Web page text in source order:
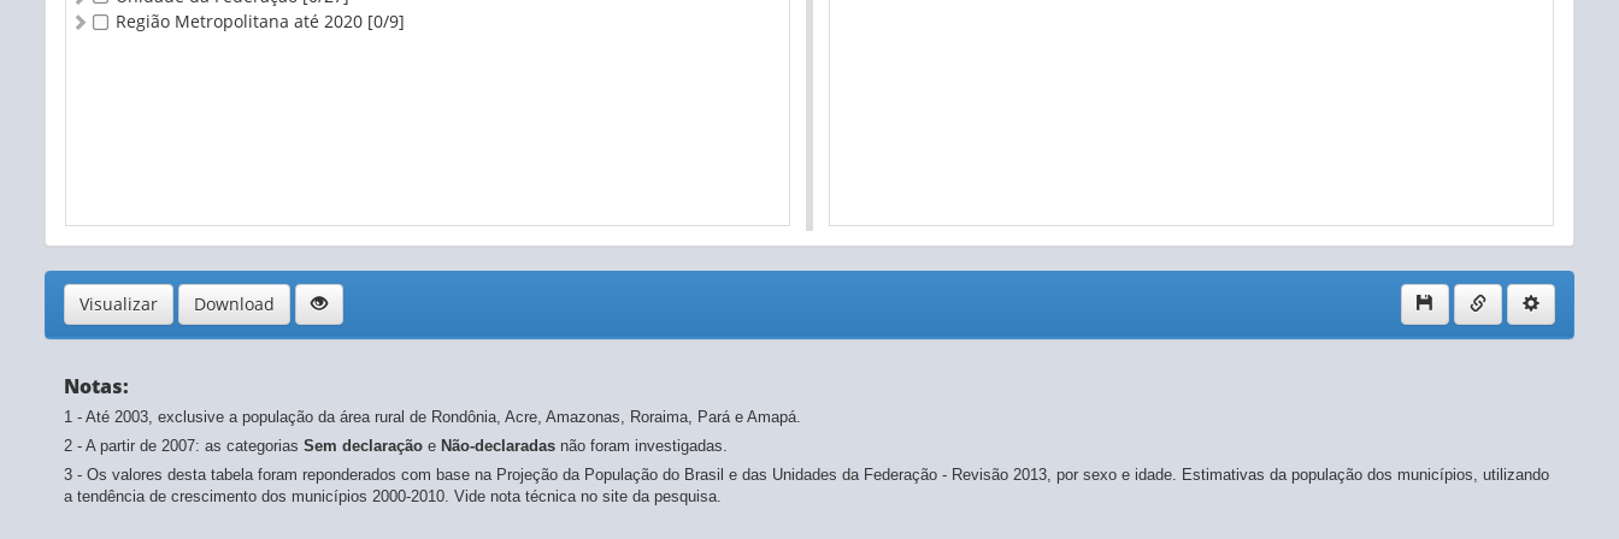
Região Metropolitana até 2020 [0/9]
Visualizar Download
Notas:
1 - Até 2003, exclusive a população da área rural de Rondônia, Acre, Amazonas, Roraima, Pará e Amapá.
2 - A partir de 2007: as categorias Sem declaração e Não-declaradas não foram investigadas.
3 - Os valores desta tabela foram reponderados com base na Projeção da População do Brasil e das Unidades da Federação - Revisão 2013, por sexo e idade. Estimativas da população dos municípios, utilizando
a tendência de crescimento dos municípios 2000-2010. Vide nota técnica no site da pesquisa.